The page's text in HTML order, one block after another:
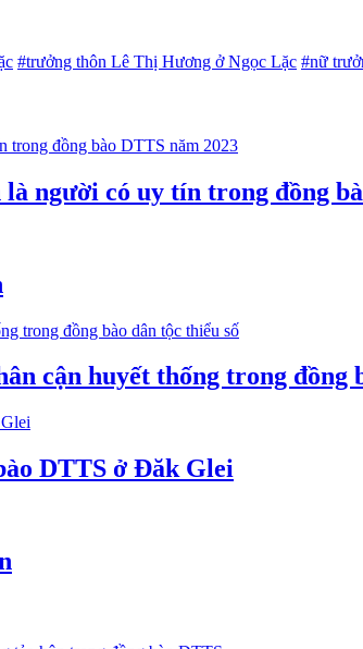
#trưởng thôn Lê Thị Hương ở Ngọc Lặc #nữ
người có uy tín trong đồng
cận huyết thống trong đồng
DTTS ở Đăk Glei